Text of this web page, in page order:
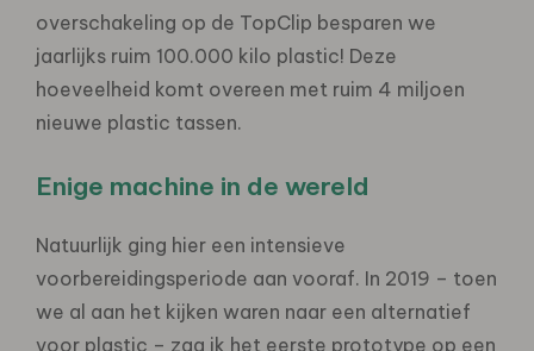
overschakeling op de TopClip besparen we
jaarlijks ruim 100.000 kilo plastic! Deze
hoeveelheid komt overeen met ruim 4 miljoen
nieuwe plastic tassen.
Enige machine in de wereld
Natuurlijk ging hier een intensieve
voorbereidingsperiode aan vooraf. In 2019 – toen
we al aan het kijken waren naar een alternatief
voor plastic – zag ik het eerste prototype op een